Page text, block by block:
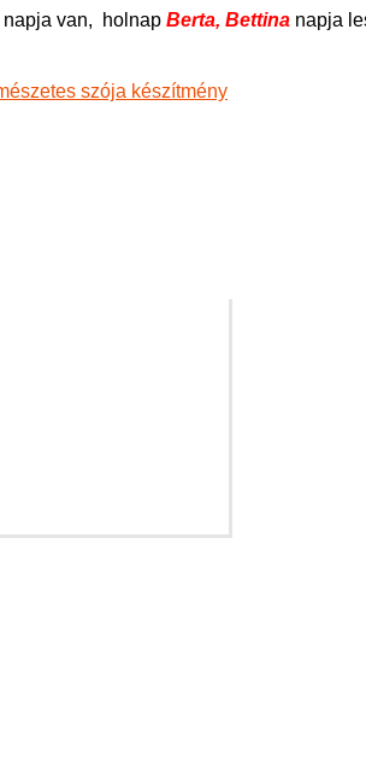
napja van, holnap Berta, Bettina napja